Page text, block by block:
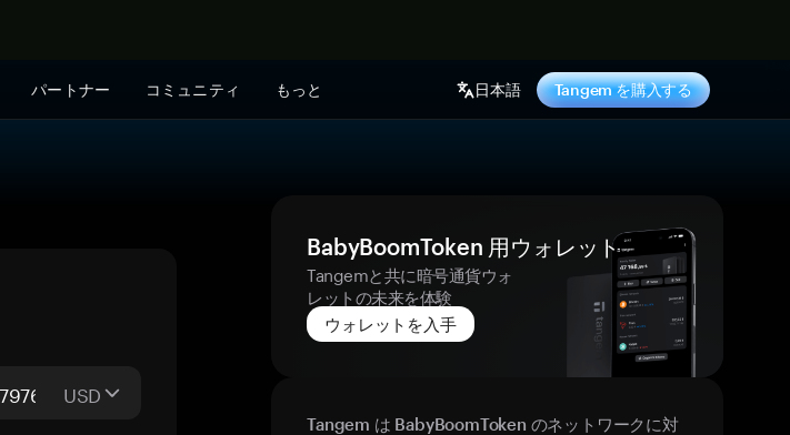
パートナー コミュニティ もっと 日本語 Tangem を購入する
USD
BabyBoomToken 用ウォレット
Tangemと共に暗号通貨ウォ
レットの未来を体験
ウォレットを入手
Tangem は BabyBoomToken のネットワークに対